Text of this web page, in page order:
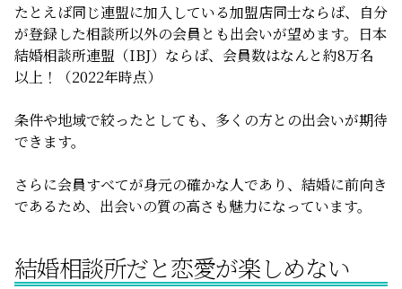
たとえば同じ連盟に加入している加盟店同士ならば、自分
が登録した相談所以外の会員とも出会いが望めます。日本
結婚相談所連盟（IBJ）ならば、会員数はなんと約8万名
以上！（2022年時点）
条件や地域で絞ったとしても、多くの方との出会いが期待
できます。
さらに会員すべてが身元の確かな人であり、結婚に前向き
であるため、出会いの質の高さも魅力になっています。
結婚相談所だと恋愛が楽しめない